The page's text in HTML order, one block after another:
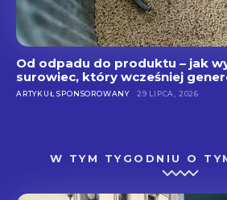
Od odpadu do produktu – jak
surowiec, który wcześniej
ARTYKUŁ SPONSOROWANY 29 LIPCA, 2026
W TYM TYGODNIU O